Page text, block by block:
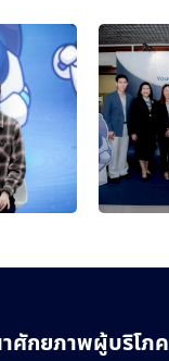
ศักยภาพผู้บริโภค